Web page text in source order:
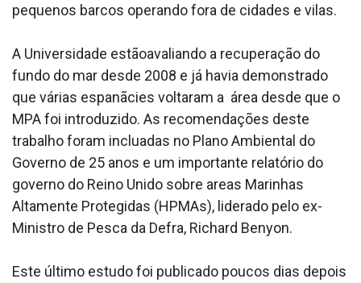
pequenos barcos operando fora de cidades e vilas.
A Universidade estãoavaliando a recuperação do
fundo do mar desde 2008 e já havia demonstrado
que várias espanãcies voltaram a área desde que o
MPA foi introduzido. As recomendações deste
trabalho foram inclua­das no Plano Ambiental do
Governo de 25 anos e um importante relatório do
governo do Reino Unido sobre areas Marinhas
Altamente Protegidas (HPMAs), liderado pelo ex-
Ministro de Pesca da Defra, Richard Benyon.
Este último estudo foi publicado poucos dias depois